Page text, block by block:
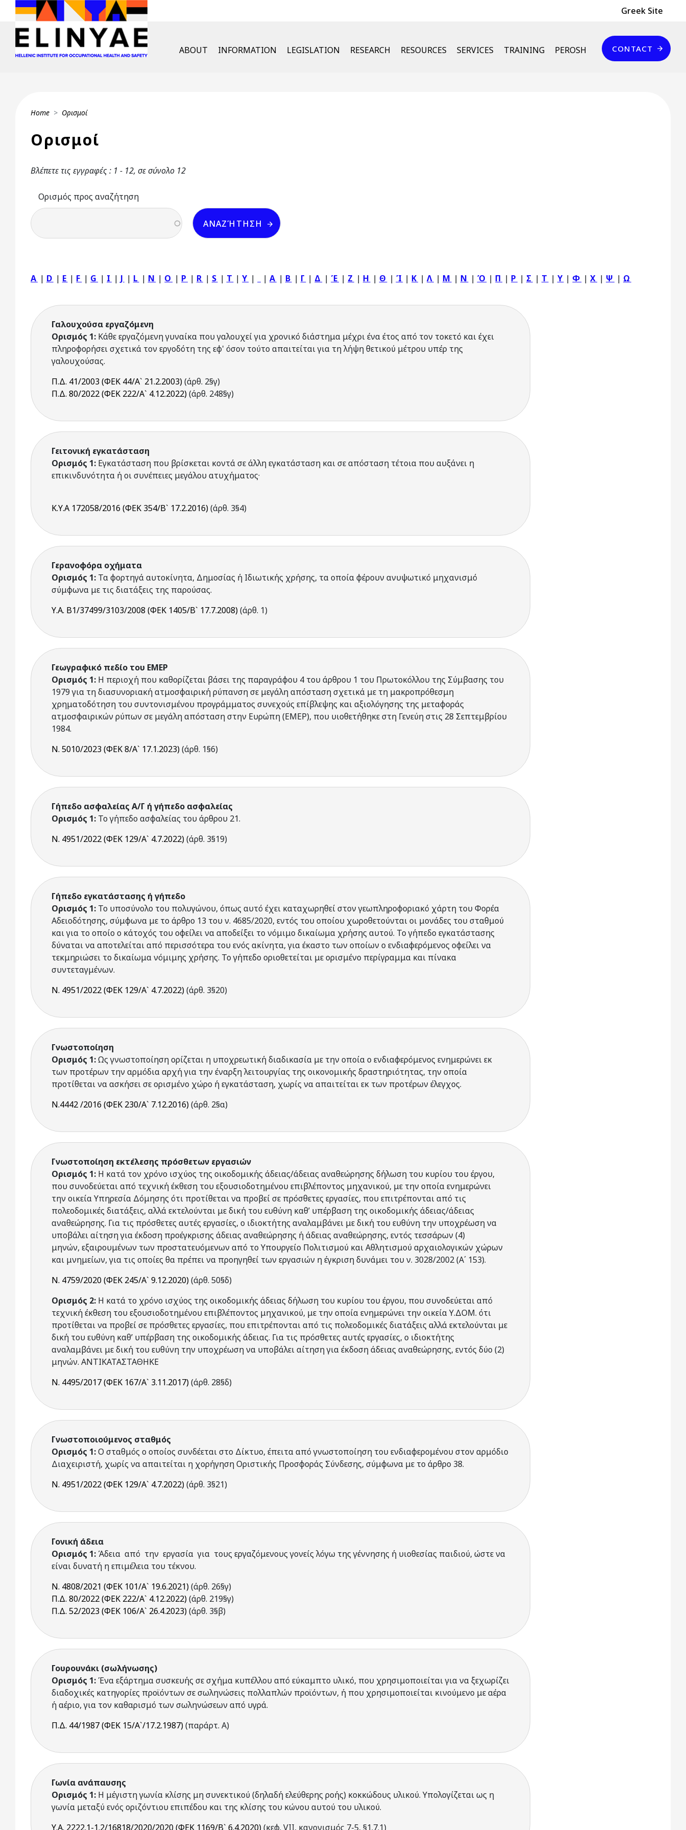
Skip to main content Header Top
Greek Site
English Menu
ABOUT INFORMATION LEGISLATION RESEARCH RESOURCES SERVICES TRAINING PEROSH
Επικοινωνία
CONTACT
Breadcrumb
Home Ορισμοί
Ορισμοί
Βλέπετε τις εγγραφές : 1 - 12, σε σύνολο 12
Ορισμός προς αναζήτηση
A | D | E | F | G | I | J | L | N | O | P | R | S | T |Y | | Α | Β | Γ | Δ | Έ | Ζ | Η | Θ | Ί | Κ |Λ | Μ | Ν | Ό | Π | Ρ | Σ | Τ | Υ | Φ |Χ | Ψ | Ω
Γαλουχούσα εργαζόμενη
Ορισμός 1: Κάθε εργαζόμενη γυναίκα που γαλουχεί για χρονικό διάστημα μέχρι ένα έτος από τον τοκετό και έχει
πληροφορήσει σχετικά τον εργοδότη της εφ' όσον τούτο απαιτείται για τη λήψη θετικού μέτρου υπέρ της
γαλουχούσας.
Π.Δ. 41/2003 (ΦΕΚ 44/Α` 21.2.2003)(άρθ. 2§γ)
Π.Δ. 80/2022 (ΦΕΚ 222/Α` 4.12.2022)(άρθ. 248§γ)
Γειτονική εγκατάσταση
Ορισμός 1: Εγκατάσταση που βρίσκεται κοντά σε άλλη εγκατάσταση και σε απόσταση τέτοια που αυξάνει η
επικινδυνότητα ή οι συνέπειες μεγάλου ατυχήματος·
Κ.Υ.Α 172058/2016 (ΦΕΚ 354/Β` 17.2.2016)(άρθ. 3§4)
Γερανοφόρα οχήματα
Ορισμός 1: Τα φορτηγά αυτοκίνητα, Δημοσίας ή Ιδιωτικής χρήσης, τα οποία φέρουν ανυψωτικό μηχανισμό
σύμφωνα με τις διατάξεις της παρούσας.
Υ.Α. Β1/37499/3103/2008 (ΦΕΚ 1405/Β` 17.7.2008)(άρθ. 1)
Γεωγραφικό πεδίο του ΕΜΕΡ
Ορισμός 1: Η περιοχή που καθορίζεται βάσει της παραγράφου 4 του άρθρου 1 του Πρωτοκόλλου της Σύμβασης του
1979 για τη διασυνοριακή ατμοσφαιρική ρύπανση σε μεγάλη απόσταση σχετικά με τη μακροπρόθεσμη
χρηματοδότηση του συντονισμένου προγράμματος συνεχούς επίβλεψης και αξιολόγησης της μεταφοράς
ατμοσφαιρικών ρύπων σε μεγάλη απόσταση στην Ευρώπη (ΕΜΕΡ), που υιοθετήθηκε στη Γενεύη στις 28 Σεπτεμβρίου
1984.
Ν. 5010/2023 (ΦΕΚ 8/Α` 17.1.2023)(άρθ. 1§6)
Γήπεδο ασφαλείας Α/Γ ή γήπεδο ασφαλείας
Ορισμός 1: Το γήπεδο ασφαλείας του άρθρου 21.
Ν. 4951/2022 (ΦΕΚ 129/Α` 4.7.2022)(άρθ. 3§19)
Γήπεδο εγκατάστασης ή γήπεδο
Ορισμός 1: Το υποσύνολο του πολυγώνου, όπως αυτό έχει καταχωρηθεί στον γεωπληροφοριακό χάρτη του Φορέα
Αδειοδότησης, σύμφωνα με το άρθρο 13 του ν. 4685/2020, εντός του οποίου χωροθετούνται οι μονάδες του σταθμού
και για το οποίο ο κάτοχός του οφείλει να αποδείξει το νόμιμο δικαίωμα χρήσης αυτού. Το γήπεδο εγκατάστασης
δύναται να αποτελείται από περισσότερα του ενός ακίνητα, για έκαστο των οποίων ο ενδιαφερόμενος οφείλει να
τεκμηριώσει το δικαίωμα νόμιμης χρήσης. Το γήπεδο οριοθετείται με ορισμένο περίγραμμα και πίνακα
συντεταγμένων.
Ν. 4951/2022 (ΦΕΚ 129/Α` 4.7.2022)(άρθ. 3§20)
Γνωστοποίηση
Ορισμός 1:Ως γνωστοποίηση ορίζεται η υποχρεωτική διαδικασία με την οποία ο ενδιαφερόμενος ενημερώνει εκ
των προτέρων την αρμόδια αρχή για την έναρξη λειτουργίας της οικονομικής δραστηριότητας, την οποία
προτίθεται να ασκήσει σε ορισμένο χώρο ή εγκατάσταση, χωρίς να απαιτείται εκ των προτέρων έλεγχος.
Ν.4442 /2016 (ΦΕΚ 230/Α` 7.12.2016)(άρθ. 2§α)
Γνωστοποίηση εκτέλεσης πρόσθετων εργασιών
Ορισμός 1: Η κατά τον χρόνο ισχύος της οικοδομικής άδειας/άδειας αναθεώρησης δήλωση του κυρίου του έργου,
που συνοδεύεται από τεχνική έκθεση του εξουσιοδοτημένου επιβλέποντος μηχανικού, με την οποία ενημερώνει
την οικεία Υπηρεσία Δόμησης ότι προτίθεται να προβεί σε πρόσθετες εργασίες, που επιτρέπονται από τις
πολεοδομικές διατάξεις, αλλά εκτελούνται με δική του ευθύνη καθ’ υπέρβαση της οικοδομικής άδειας/άδειας
αναθεώρησης. Για τις πρόσθετες αυτές εργασίες, ο ιδιοκτήτης αναλαμβάνει με δική του ευθύνη την υποχρέωση να
υποβάλει αίτηση για έκδοση προέγκρισης άδειας αναθεώρησης ή άδειας αναθεώρησης, εντός τεσσάρων (4)
μηνών, εξαιρουμένων των προστατευόμενων από το Υπουργείο Πολιτισμού και Αθλητισμού αρχαιολογικών χώρων
και μνημείων, για τις οποίες θα πρέπει να προηγηθεί των εργασιών η έγκριση δυνάμει του ν. 3028/2002 (Α΄ 153).
Ν. 4759/2020 (ΦΕΚ 245/Α` 9.12.2020)(άρθ. 50§δ)
Ορισμός 2: Η κατά το χρόνο ισχύος της οικοδομικής άδειας δήλωση του κυρίου του έργου, που συνοδεύεται από
τεχνική έκθεση του εξουσιοδοτημένου επιβλέποντος μηχανικού, με την οποία ενημερώνει την οικεία Υ.ΔΟΜ. ότι
προτίθεται να προβεί σε πρόσθετες εργασίες, που επιτρέπονται από τις πολεοδομικές διατάξεις αλλά εκτελούνται με
δική του ευθύνη καθ’ υπέρβαση της οικοδομικής άδειας. Για τις πρόσθετες αυτές εργασίες, ο ιδιοκτήτης
αναλαμβάνει με δική του ευθύνη την υποχρέωση να υποβάλει αίτηση για έκδοση άδειας αναθεώρησης, εντός δύο (2)
μηνών. ΑΝΤΙΚΑΤΑΣΤΑΘΗΚΕ
Ν. 4495/2017 (ΦΕΚ 167/Α` 3.11.2017)(άρθ. 28§δ)
Γνωστοποιούμενος σταθμός
Ορισμός 1:Ο σταθμός ο οποίος συνδέεται στο Δίκτυο, έπειτα από γνωστοποίηση του ενδιαφερομένου στον αρμόδιο
Διαχειριστή, χωρίς να απαιτείται η χορήγηση Οριστικής Προσφοράς Σύνδεσης, σύμφωνα με το άρθρο 38.
Ν. 4951/2022 (ΦΕΚ 129/Α` 4.7.2022)(άρθ. 3§21)
Γονική άδεια
Ορισμός 1: Άδεια από την εργασία για τους εργαζόμενους γονείς λόγω της γέννησης ή υιοθεσίας παιδιού, ώστε να
είναι δυνατή η επιμέλεια του τέκνου.
Ν. 4808/2021 (ΦΕΚ 101/Α` 19.6.2021)(άρθ. 26§γ)
Π.Δ. 80/2022 (ΦΕΚ 222/Α` 4.12.2022)(άρθ. 219§γ)
Π.Δ. 52/2023 (ΦΕΚ 106/Α` 26.4.2023)(άρθ. 3§β)
Γουρουνάκι (σωλήνωσης)
Ορισμός 1:Ένα εξάρτημα συσκευής σε σχήμα κυπέλλου από εύκαμπτο υλικό, που χρησιμοποιείται για να ξεχωρίζει
διαδοχικές κατηγορίες προϊόντων σε σωληνώσεις πολλαπλών προϊόντων, ή που χρησιμοποιείται κινούμενο με αέρα
ή αέριο, για τον καθαρισμό των σωληνώσεων από υγρά.
Π.Δ. 44/1987 (ΦΕΚ 15/Α`/17.2.1987)(παράρτ. Α)
Γωνία ανάπαυσης
Ορισμός 1: Η μέγιστη γωνία κλίσης μη συνεκτικού (δηλαδή ελεύθερης ροής) κοκκώδους υλικού. Υπολογίζεται ως η
γωνία μεταξύ ενός οριζόντιου επιπέδου και της κλίσης του κώνου αυτού του υλικού.
Υ.Α. 2222.1-1.2/16818/2020/2020 (ΦΕΚ 1169/Β` 6.4.2020)(κεφ. VII, κανονισμός 7-5, §1.7.1)